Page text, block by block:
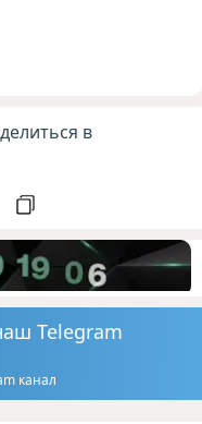
в
Telegram
канал